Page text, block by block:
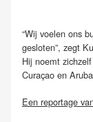
“Wij voelen ons
gesloten”, zegt
Hij noemt
Curaçao en
Een reportage